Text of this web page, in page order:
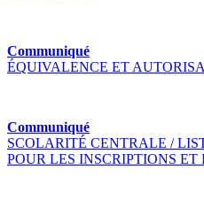
Communiqué
ÉQUIVALENCE ET
Communiqué
SCOLARITÉ CENTRALE /
POUR LES INSCRIPTIONS ET